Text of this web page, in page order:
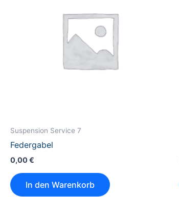
Suspension Service 7
Federgabel
0,00€
In den Warenkorb